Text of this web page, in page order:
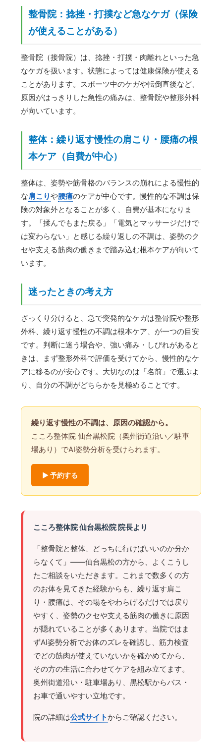
整骨院：捻挫・打撲など急なケガ（保険
が使えることがある）
整骨院（接骨院）は、捻挫・打撲・肉離れといった急
なケガを扱います。状態によっては健康保険が使える
ことがあります。スポーツ中のケガや転倒直後など、
原因がはっきりした急性の痛みは、整骨院や整形外科
が向いています。
整体：繰り返す慢性の肩こり・腰痛の根
本ケア（自費が中心）
整体は、姿勢や筋骨格のバランスの崩れによる慢性的
な肩こりや腰痛のケアが中心です。慢性的な不調は保
険の対象外となることが多く、自費が基本になりま
す。「揉んでもまた戻る」「電気とマッサージだけで
は変わらない」と感じる繰り返しの不調は、姿勢のク
セや支える筋肉の働きまで踏み込む根本ケアが向いて
います。
迷ったときの考え方
ざっくり分けると、急で突発的なケガは整骨院や整形
外科、繰り返す慢性の不調は根本ケア、が一つの目安
です。判断に迷う場合や、強い痛み・しびれがあると
きは、まず整形外科で評価を受けてから、慢性的なケ
アに移るのが安心です。大切なのは「名前」で選ぶよ
り、自分の不調がどちらかを見極めることです。
繰り返す慢性の不調は、原因の確認から。
こころ整体院 仙台黒松院（奥州街道沿い／駐車
場あり）でAI姿勢分析を受けられます。
▶ 予約する
こころ整体院 仙台黒松院 院長より
「整骨院と整体、どっちに行けばいいのか分か
らなくて」——仙台黒松の方から、よくこうし
たご相談をいただきます。これまで数多くの方
のお体を見てきた経験からも、繰り返す肩こ
り・腰痛は、その場をやわらげるだけでは戻り
やすく、姿勢のクセや支える筋肉の働きに原因
が隠れていることが多くあります。当院ではま
ずAI姿勢分析でお体のズレを確認し、筋力検査
でどの筋肉が使えていないかを確かめてから、
その方の生活に合わせてケアを組み立てます。
奥州街道沿い・駐車場あり、黒松駅からバス・
お車で通いやすい立地です。
院の詳細は公式サイトからご確認ください。